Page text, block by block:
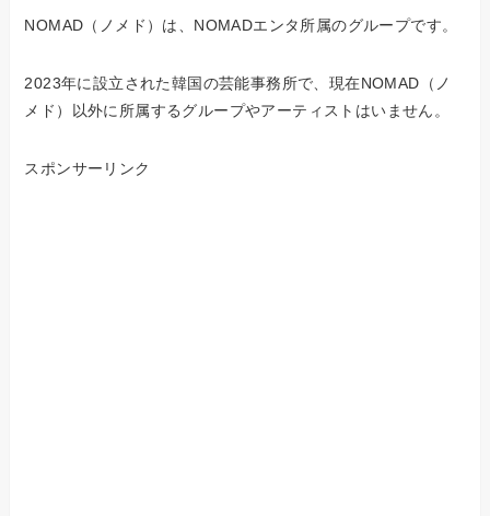
NOMAD（ノメド）は、NOMADエンタ所属のグループです。
2023年に設立された韓国の芸能事務所で、現在NOMAD（ノ
メド）以外に所属するグループやアーティストはいません。
スポンサーリンク